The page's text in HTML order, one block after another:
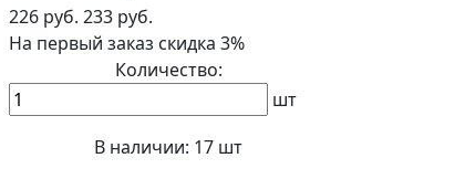
226 руб. 233 руб.
На первый заказ скидка 3%
Количество:
шт
В наличии: 17 шт